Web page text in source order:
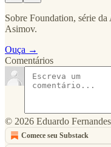
Sobre Foundation, série
Asimov.
Ouça →
Comentários
© 2026 Eduardo Fernandes
Comece seu Substack